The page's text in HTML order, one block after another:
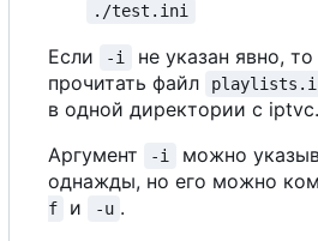
./test.ini
Если -i
не указан явно,
прочитать файл
в одной директории с iptvc.
Аргумент
-i
можно
однажды, но его можно
f
и -u .